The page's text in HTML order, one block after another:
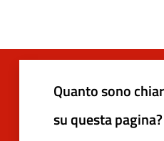
Quanto sono
su questa pagina?